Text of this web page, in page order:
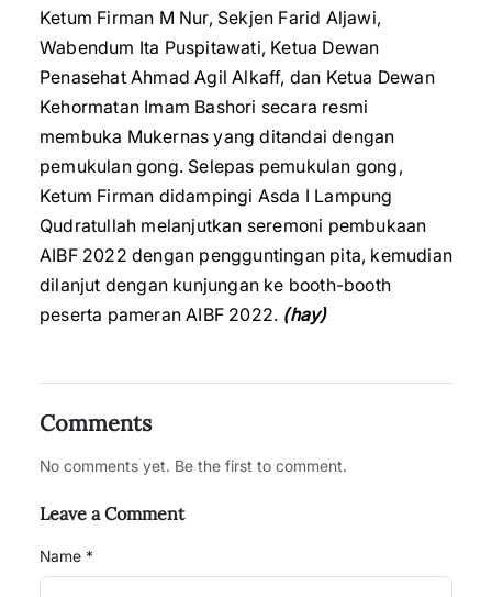
Ketum Firman M Nur, Sekjen Farid Aljawi,
Wabendum Ita Puspitawati, Ketua Dewan
Penasehat Ahmad Agil Alkaff, dan Ketua Dewan
Kehormatan Imam Bashori secara resmi
membuka Mukernas yang ditandai dengan
pemukulan gong. Selepas pemukulan gong,
Ketum Firman didampingi Asda I Lampung
Qudratullah melanjutkan seremoni pembukaan
AIBF 2022 dengan pengguntingan pita, kemudian
dilanjut dengan kunjungan ke booth-booth
peserta pameran AIBF 2022. (hay)
Comments
No comments yet. Be the first to comment.
Leave a Comment
Name *